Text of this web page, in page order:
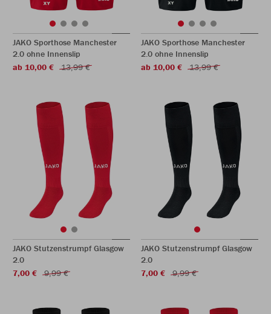
JAKO Sporthose Manchester
2.0 ohne Innenslip
ab 10,00 €
13,99 €
JAKO Sporthose Manchester
2.0 ohne Innenslip
ab 10,00 €
13,99 €
JAKO Stutzenstrumpf Glasgow
2.0
7,00 €
9,99 €
JAKO Stutzenstrumpf Glasgow
2.0
7,00 €
9,99 €